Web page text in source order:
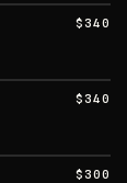
$340
$340
$300